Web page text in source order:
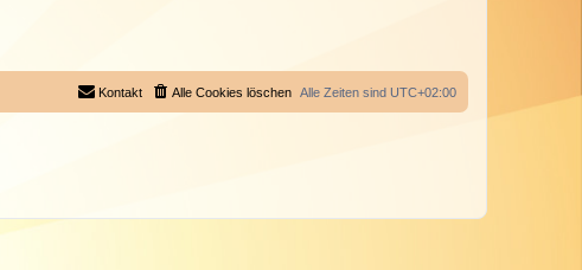
Alle Zeiten sind UTC+02:00
Alle Cookies löschen
Kontakt